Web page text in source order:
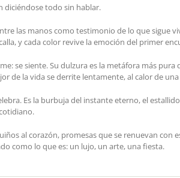
diciéndose todo sin hablar.
las manos como testimonio de lo que sigue
y cada color revive la emoción del primer
se siente. Su dulzura es la metáfora más
de la vida se derrite lentamente, al calor de una
Es la burbuja del instante eterno, el
al corazón, promesas que se renuevan con
como lo que es: un lujo, un arte, una fiesta.